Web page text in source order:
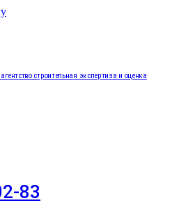
строительная экспертиза и оценка
83